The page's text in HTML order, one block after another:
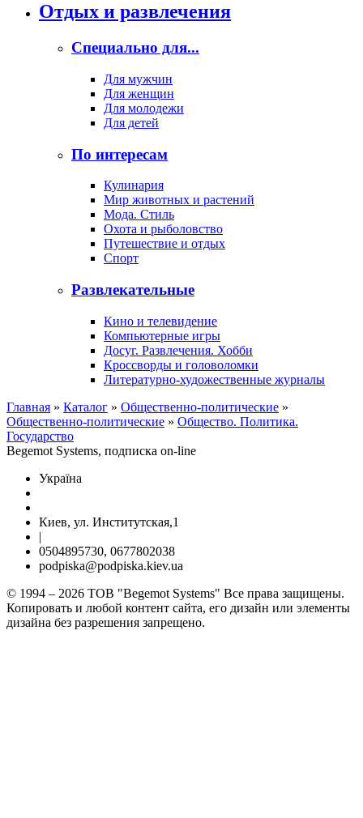
Отдых и развлечения
Специально для...
Для мужчин
Для женщин
Для молодежи
Для детей
По интересам
Кулинария
Мир животных и растений
Мода. Стиль
Охота и рыболовство
Путешествие и отдых
Спорт
Развлекательные
Кино и телевидение
Компьютерные игры
Досуг. Развлечения. Хобби
Кроссворды и головоломки
Литературно-художественные журналы
Главная » Каталог » Общественно-политические »
Общественно-политические » Общество. Политика.
Государство
Begemot Systems, подписка on-line
Україна
Киев, ул. Институтская,1
|
0504895730, 0677802038
podpiska@podpiska.kiev.ua
© 1994 – 2026 ТОВ "Begemot Systems" Все права защищены.
Копировать и любой контент сайта, его дизайн или элементы
дизайна без разрешения запрещено.